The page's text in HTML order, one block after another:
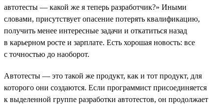
автотесты — какой же я теперь разработчик?» Иными
словами, присутствует опасение потерять квалификацию,
получить менее интересные задачи и откатиться назад
в карьерном росте и зарплате. Есть хорошая новость: все
с точностью до наоборот.
Автотесты — это такой же продукт, как и тот продукт, для
которого они создаются. Если программист присоединяется
к выделенной группе разработки автотестов, он продолжает